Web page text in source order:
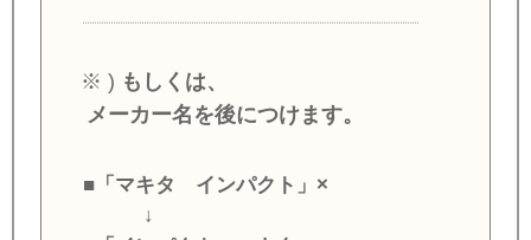
※ ) もしくは、
メーカー名を後につけます。
■「マキタ インパクト」×
↓